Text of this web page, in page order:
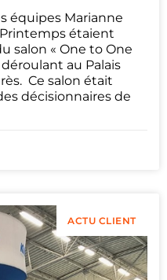
équipes Marianne
étaient
salon « One to One
au Palais
Ce salon était
décisionnaires de
ACTU CLIENT